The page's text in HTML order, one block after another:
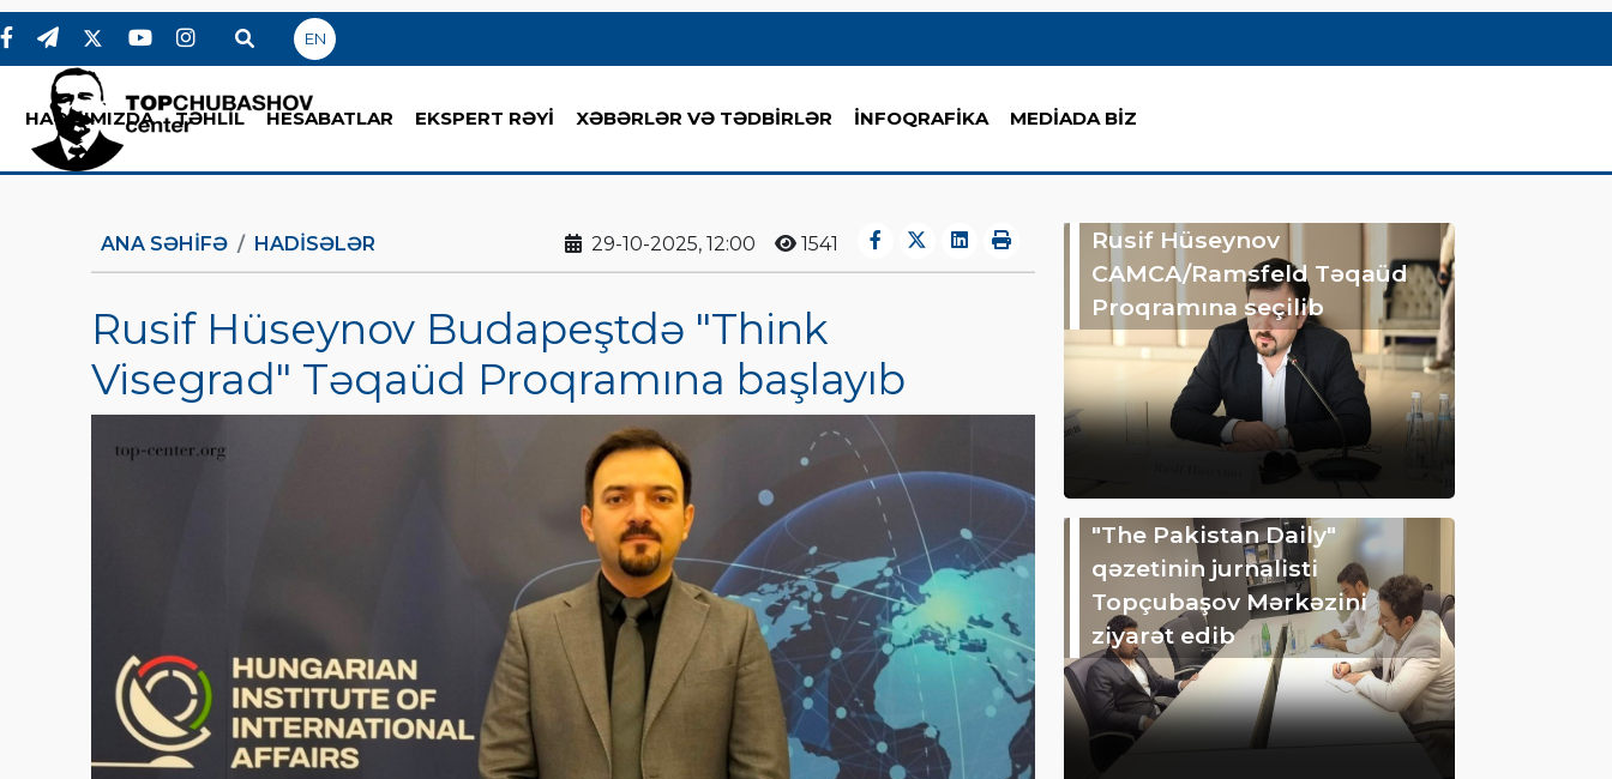
EN
HAQQIMIZDA TƏHLİL HESABATLAR EKSPERT RƏYİ XƏBƏRLƏR VƏ TƏDBİRLƏR İNFOQRAFİKA MEDİADA BİZ
ANA SƏHIFƏ HADİSƏLƏR 29-10-2025, 12:00 1541
Rusif Hüseynov Budapeştdə "Think
Visegrad" Təqaüd Proqramına başlayıb
Rusif Hüseynov
CAMCA/Ramsfeld Təqaüd
Proqramına seçilib
"The Pakistan Daily"
qəzetinin jurnalisti
Topçubaşov Mərkəzini
ziyarət edib